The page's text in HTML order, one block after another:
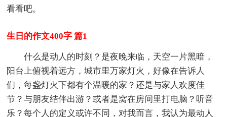
看看吧。
生日的作文400字 篇1
什么是动人的时刻？是夜晚来临，天空一片黑暗，
阳台上俯视着远方，城市里万家灯火，好像在告诉人
们，每盏灯火下都有个温暖的家？还是与家人欢度佳
节？与朋友结伴出游？或者是窝在房间里打电脑？听音
乐？每个人的定义或许不同，对我而言，我认为最动人